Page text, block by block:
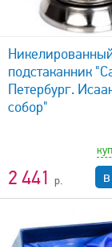
подстаканник
Петербург.
собор"
2 441
быстрый